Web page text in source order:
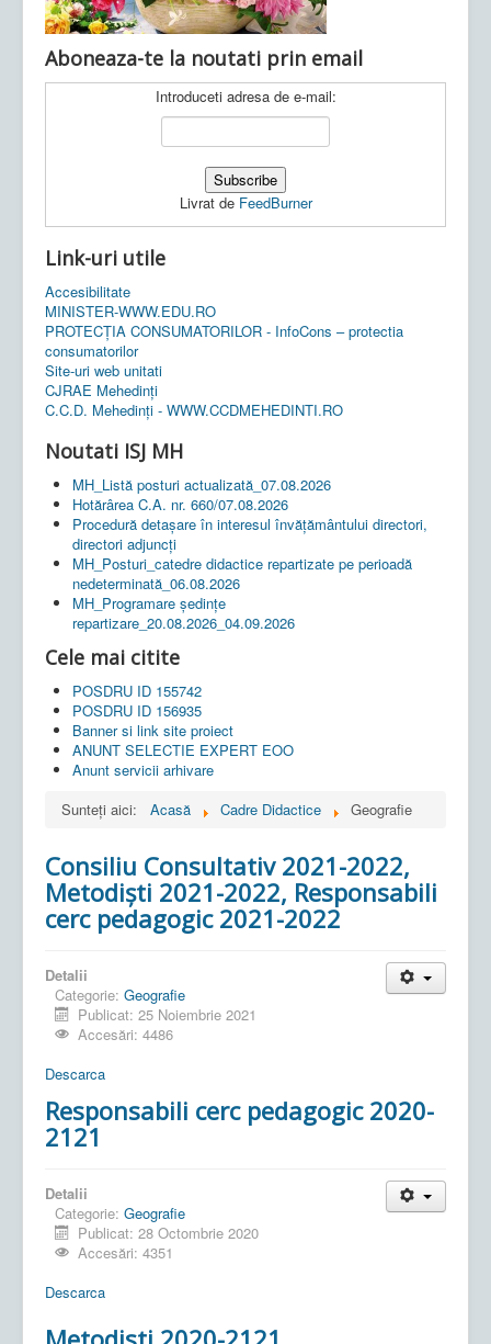
Aboneaza-te la noutati prin email
Introduceti adresa de e-mail:
Livrat de FeedBurner
Link-uri utile
Accesibilitate
MINISTER-WWW.EDU.RO
PROTECȚIA CONSUMATORILOR - InfoCons – protectia
consumatorilor
Site-uri web unitati
CJRAE Mehedinți
C.C.D. Mehedinţi - WWW.CCDMEHEDINTI.RO
Noutati ISJ MH
MH_Listă posturi actualizată_07.08.2026
Hotărârea C.A. nr. 660/07.08.2026
Procedură detașare în interesul învățământului directori,
directori adjuncți
MH_Posturi_catedre didactice repartizate pe perioadă
nedeterminată_06.08.2026
MH_Programare ședințe
repartizare_20.08.2026_04.09.2026
Cele mai citite
POSDRU ID 155742
POSDRU ID 156935
Banner si link site proiect
ANUNT SELECTIE EXPERT EOO
Anunt servicii arhivare
Sunteți aici:
Acasă Cadre Didactice Geografie
Consiliu Consultativ 2021-2022,
Metodiști 2021-2022, Responsabili
cerc pedagogic 2021-2022
Detalii
Categorie: Geografie
Publicat: 25 Noiembrie 2021
Accesări: 4486
Descarca
Responsabili cerc pedagogic 2020-
2121
Detalii
Categorie: Geografie
Publicat: 28 Octombrie 2020
Accesări: 4351
Descarca